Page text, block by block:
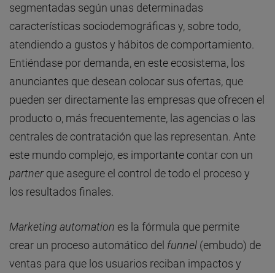
segmentadas según unas determinadas
características sociodemográficas y, sobre todo,
atendiendo a gustos y hábitos de comportamiento.
Entiéndase por demanda, en este ecosistema, los
anunciantes que desean colocar sus ofertas, que
pueden ser directamente las empresas que ofrecen el
producto o, más frecuentemente, las agencias o las
centrales de contratación que las representan. Ante
este mundo complejo, es importante contar con un
partnerque asegure el control de todo el proceso y
los resultados finales.
Marketing automation es la fórmula que permite
crear un proceso automático del funnel (embudo) de
ventas para que los usuarios reciban impactos y